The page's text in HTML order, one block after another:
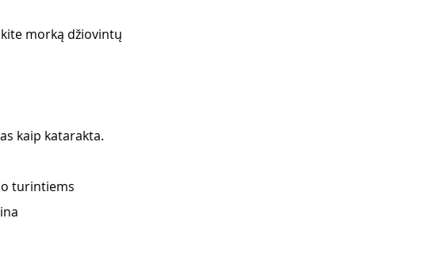
morką džiovintų
kaip katarakta.
turintiems